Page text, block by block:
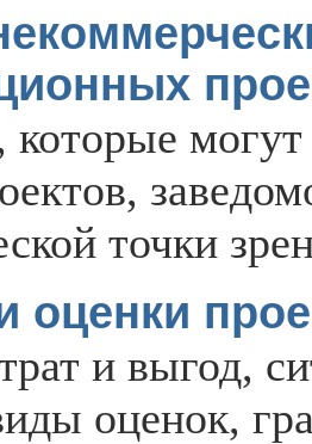
которые
точки
оценки
и выгод,
оценок,